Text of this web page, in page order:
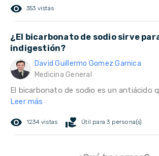
remove_red_eye 353 vistas
¿El bicarbonato de sodio sirve
indigestión?
David Guillermo Gomez Garnica
Medicina General
El bicarbonato de sodio es un antiácido
Leer más
remove_red_eye 1234 vistas volunteer_activism Útil para 3 persona(s)